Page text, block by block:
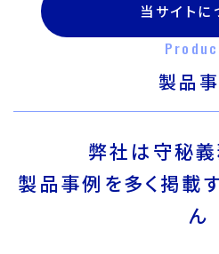
当サイトに
製品
弊社は守秘義
製品事例を多く掲載
ん